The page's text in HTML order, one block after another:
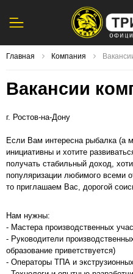
Главная Компания
Вакансии
г. Ростов-на-Дону
Если Вам интересна рыбалка (а
инициативны и хотите
получать стабильный доход,
популяризации любимого всеми
то приглашаем Вас, дорогой
Нам нужны:
- Мастера производственных
- Руководители
образование приветствуется)
- Операторы ТПА и